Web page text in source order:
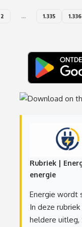
2 … 1.335 1.336
Rubriek |
energie
Energie wordt
In deze
heldere uitleg,